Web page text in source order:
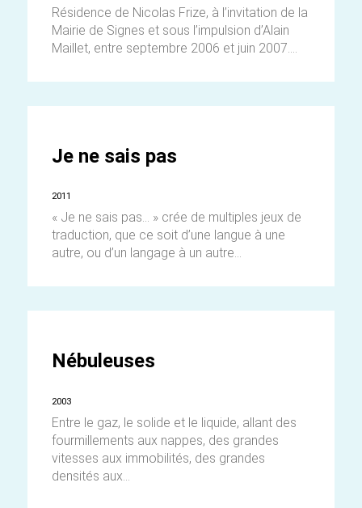
Résidence de Nicolas Frize, à l’invitation de la
Mairie de Signes et sous l’impulsion d’Alain
Maillet, entre septembre 2006 et juin 2007....
Je ne sais pas
2011
« Je ne sais pas… » crée de multiples jeux de
traduction, que ce soit d’une langue à une
autre, ou d’un langage à un autre...
Nébuleuses
2003
Entre le gaz, le solide et le liquide, allant des
fourmillements aux nappes, des grandes
vitesses aux immobilités, des grandes
densités aux...